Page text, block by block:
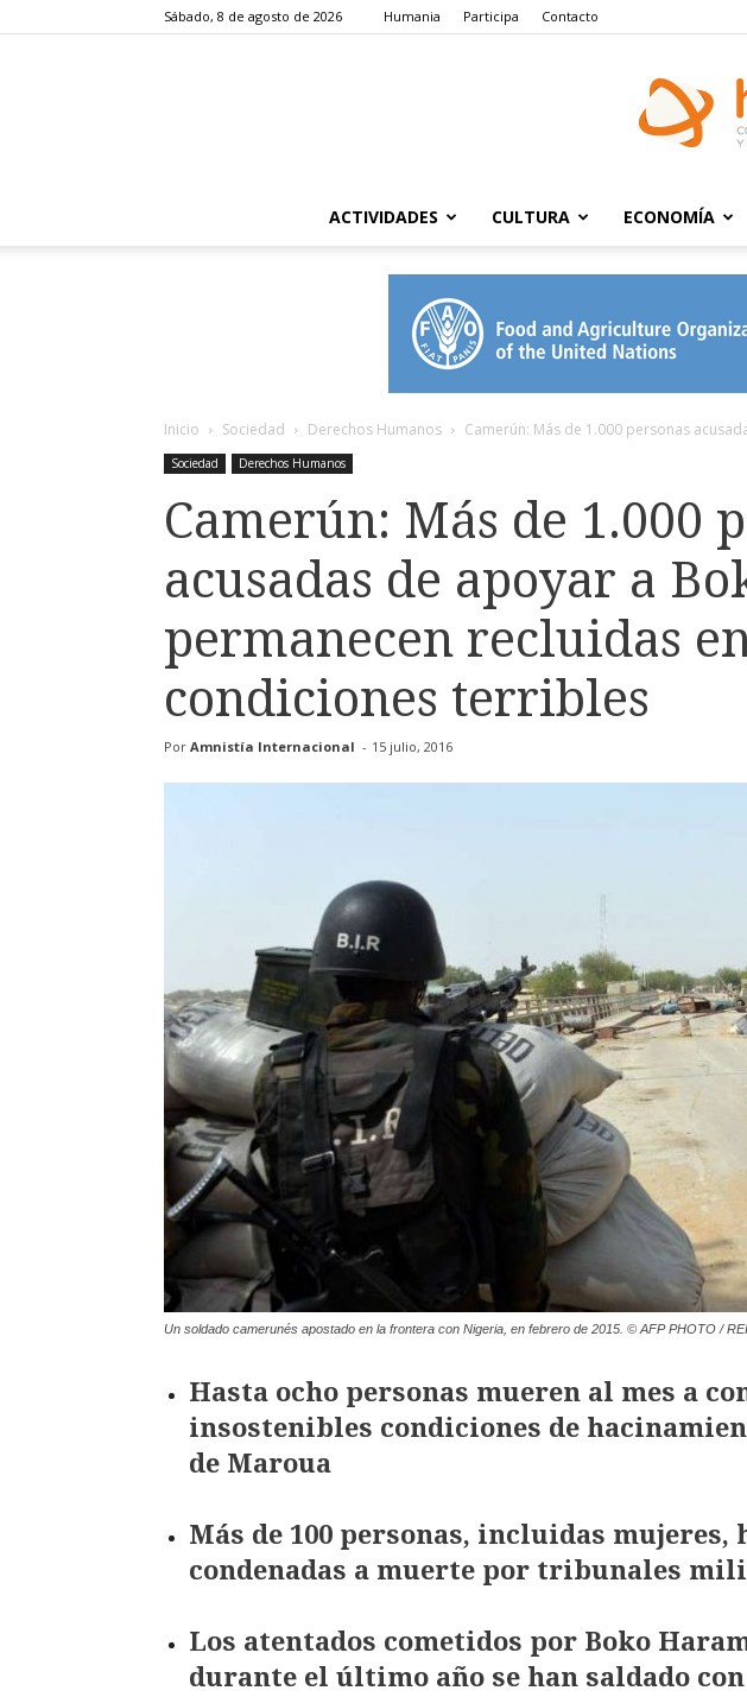
Sábado, 8 de agosto de 2026 Humania Participa Contacto
ACTIVIDADES CULTURA ECONOMÍA
Inicio Sociedad Derechos Humanos Camerún: Más de 1.000 personas
Sociedad Derechos Humanos
Camerún: Más de 1.000
acusadas de apoyar a
permanecen recluidas
condiciones terribles
Por Amnistía Internacional - 15 julio, 2016
Un soldado camerunés apostado en la frontera con Nigeria, en febrero de 2015. © AFP PHOTO /
Hasta ocho personas mueren al mes a
insostenibles condiciones de
de Maroua
Más de 100 personas, incluidas mujeres,
condenadas a muerte por tribunales
Los atentados cometidos por Boko
durante el último año se han saldado